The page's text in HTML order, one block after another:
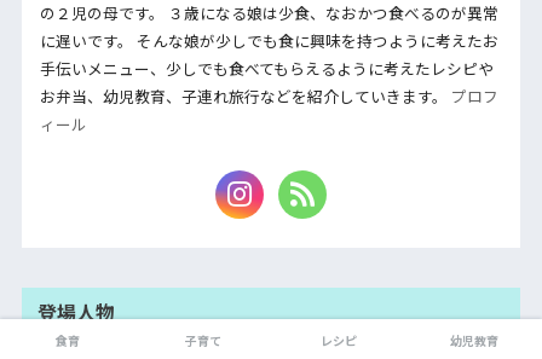
の２児の母です。 ３歳になる娘は少食、なおかつ食べるのが異常
に遅いです。 そんな娘が少しでも食に興味を持つように考えたお
手伝いメニュー、少しでも食べてもらえるように考えたレシピや
お弁当、幼児教育、子連れ旅行などを紹介していきます。 プロフ
ィール
登場人物
食育 子育て レシピ 幼児教育